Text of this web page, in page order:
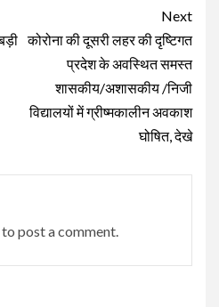
Next
कोरोना की दूसरी लहर की दृष्टिगत
प्रदेश के अवस्थित समस्त
शासकीय/अशासकीय /निजी
विद्यालयों में ग्रीष्मकालीन अवकाश
घोषित, देखे
to post a comment.